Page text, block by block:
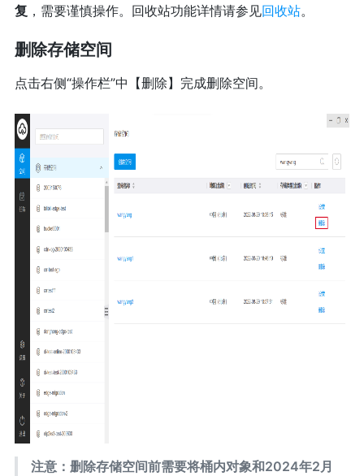
复 ，需要谨慎操作。回收站功能详情请参见回收站。
删除存储空间
点击右侧“操作栏”中【删除】完成删除空间。
注意：删除存储空间前需要将桶内对象和2024年2月